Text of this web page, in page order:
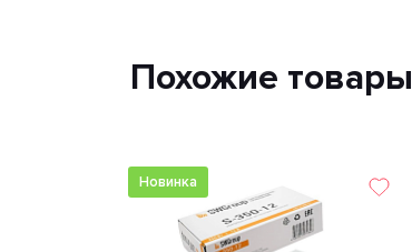
Похожие товары
Новинка